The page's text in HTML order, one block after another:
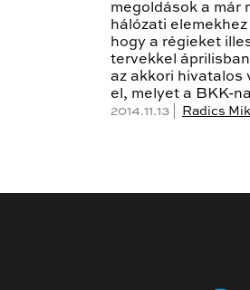
megoldások a már
hálózati
hogy a régieket
tervekkel
az akkori hivatalos
el, melyet a BKK-
2014.11.13 | Radics